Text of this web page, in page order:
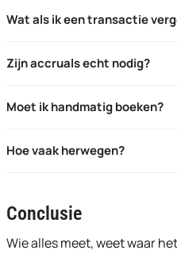
Wat als ik een transactie
voorkomt gaten.
Zijn accruals echt nodig?
de cash binnenkomt.
Moet ik handmatig boeken?
gebeurtenissen automatisch
Hoe vaak herwegen?
consequent. Te vaak
Conclusie
Wie alles meet, weet waar